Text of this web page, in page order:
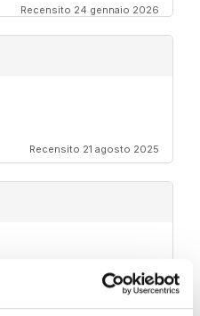
Recensito 24 gennaio 2026
Recensito 21 agosto 2025
A must have for
Recensito 16 aprile 2021